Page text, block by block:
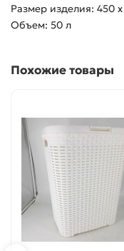
Размер изделия: 450
Объем: 50 л
Похожие товары